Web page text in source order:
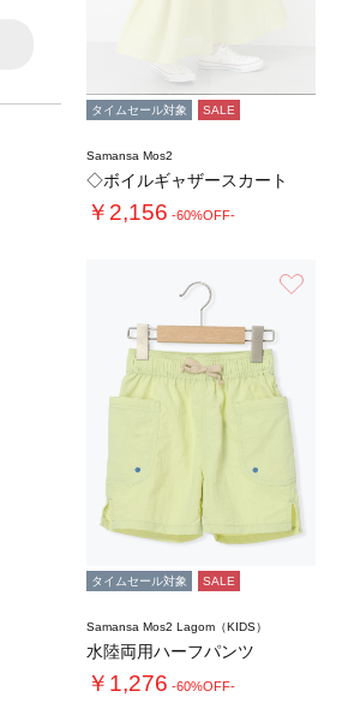
タイムセール対象 SALE
Samansa Mos2
◇ボイルギャザースカート
￥2,156 -60%OFF-
タイムセール対象 SALE
Samansa Mos2 Lagom（KIDS）
水陸両用ハーフパンツ
￥1,276 -60%OFF-